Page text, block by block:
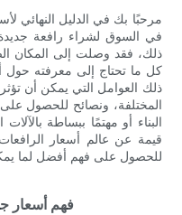
مرحبًا بك في الدليل النهائي
في السوق لشراء رافعة جديدة
ذلك، فقد وصلت إلى المكان
كل ما تحتاج إلى معرفته حول
ذلك العوامل التي يمكن أن
المختلفة، ونصائح للحصول
البناء أو مهتمًا ببساطة
قيمة عن عالم أسعار
للحصول على فهم أفضل لما
فهم أسعار